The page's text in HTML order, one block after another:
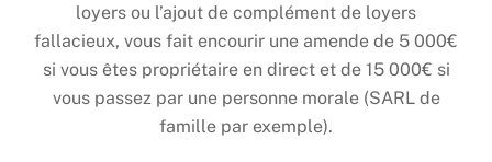
loyers ou l’ajout de complément de loyers
fallacieux, vous fait encourir une amende de 5 000€
si vous êtes propriétaire en direct et de 15 000€ si
vous passez par une personne morale (SARL de
famille par exemple).